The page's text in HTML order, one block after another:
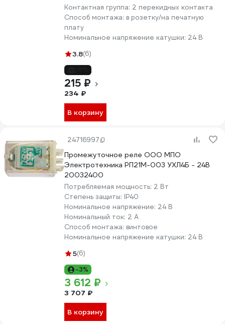
Контактная группа: 2 перекидных контакта
Способ монтажа: в розетку/на печатную
плату
Номинальное напряжение катушки: 24 В
3.8(6)
215 ₽
234 ₽
В корзину
24716997
Промежуточное реле ООО МПО
Электротехника РП21М-003 УХЛ4Б - 24В
20032400
Потребляемая мощность: 2 Вт
Степень защиты: IP40
Номинальное напряжение: 24 В
Номинальный ток: 2 А
Способ монтажа: винтовое
Номинальное напряжение катушки: 24 В
5(6)
-3%
3 612 ₽
3 707 ₽
В корзину